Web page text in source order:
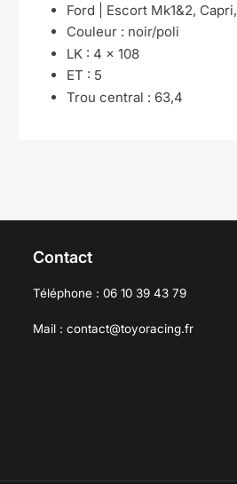
Ford | Escort Mk1&2,
Couleur : noir/poli
LK : 4 x 108
ET : 5
Trou central : 63,4
Contact
Téléphone : 06 10 39 43 79
Mail : contact@toyoracing.fr